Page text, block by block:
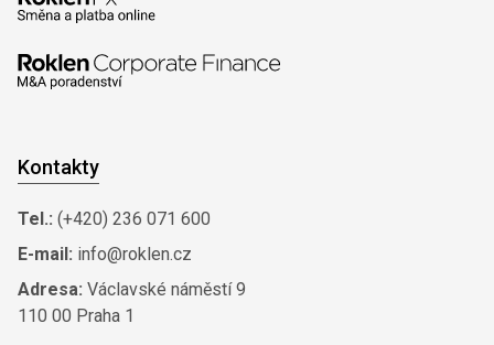
Kontakty
Tel.: (+420) 236 071 600
E-mail: info@roklen.cz
Adresa: Václavské náměstí 9
110 00 Praha 1